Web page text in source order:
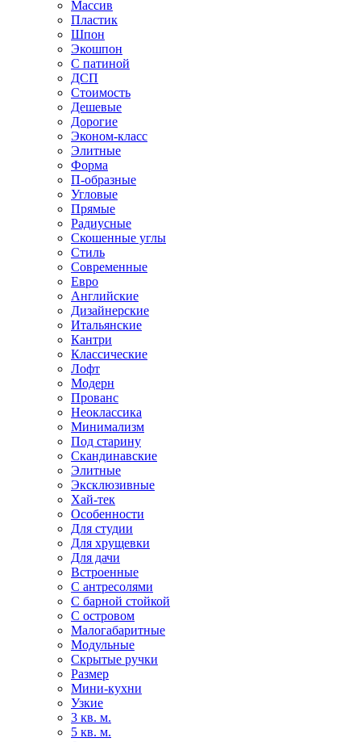
Массив
Пластик
Шпон
Экошпон
С патиной
ДСП
Стоимость
Дешевые
Дорогие
Эконом-класс
Элитные
Форма
П-образные
Угловые
Прямые
Радиусные
Скошенные углы
Стиль
Современные
Евро
Английские
Дизайнерские
Итальянские
Кантри
Классические
Лофт
Модерн
Прованс
Неоклассика
Минимализм
Под старину
Скандинавские
Элитные
Эксклюзивные
Хай-тек
Особенности
Для студии
Для хрущевки
Для дачи
Встроенные
С антресолями
С барной стойкой
С островом
Малогабаритные
Модульные
Скрытые ручки
Размер
Мини-кухни
Узкие
3 кв. м.
5 кв. м.